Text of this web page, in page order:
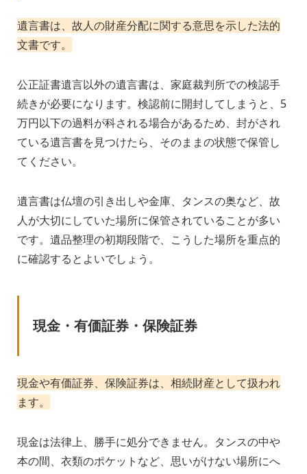
遺言書は、故人の財産分配に関する意思を示した法的
文書です。
公正証書遺言以外の遺言書は、家庭裁判所での検認手
続きが必要になります。検認前に開封してしまうと、5
万円以下の過料が科される場合があるため、封がされ
ている遺言書を見つけたら、そのままの状態で保管し
てください。
遺言書は仏壇の引き出しや金庫、タンスの奥など、故
人が大切にしていた場所に保管されていることが多い
です。遺品整理の初期段階で、こうした場所を重点的
に確認するとよいでしょう。
現金・有価証券・保険証券
現金や有価証券、保険証券は、相続財産として扱われ
ます。
現金は法律上、勝手に処分できません。タンスの中や
本の間、衣類のポケットなど、思いがけない場所にへ